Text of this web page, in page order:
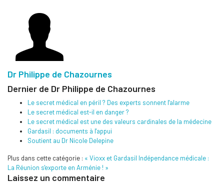
Dr Philippe de Chazournes
Dernier de Dr Philippe de Chazournes
Le secret médical en péril ? Des experts sonnent l'alarme
Le secret médical est-il en danger ?
Le secret médical est une des valeurs cardinales de la médecine
Gardasil : documents à l'appui
Soutient au Dr Nicole Delepine
Plus dans cette catégorie : « Vioxx et Gardasil Indépendance médicale :
La Réunion s'exporte en Arménie ! »
Laissez un commentaire